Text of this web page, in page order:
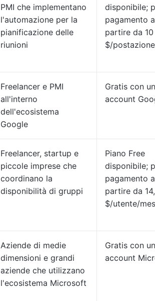
PMI che implementano
l'automazione per la
pianificazione delle
riunioni
disponibile;
pagamento a
partire da 10
$/
Freelancer e PMI
all'interno
dell'ecosistema
Google
Gratis con un
account
Freelancer, startup e
piccole imprese che
coordinano la
disponibilità di gruppi
Piano Free
disponibile;
pagamento a
partire da
$/utente/
Aziende di medie
dimensioni e grandi
aziende che utilizzano
l'ecosistema Microsoft
Gratis con un
account